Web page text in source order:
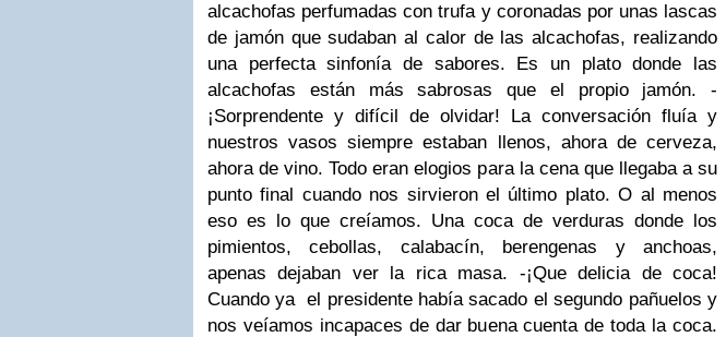
alcachofas perfumadas con trufa y coronadas por unas lascas
de jamón que sudaban al calor de las alcachofas, realizando
una perfecta sinfonía de sabores. Es un plato donde las
alcachofas están más sabrosas que el propio jamón. -
¡Sorprendente y difícil de olvidar! La conversación fluía y
nuestros vasos siempre estaban llenos, ahora de cerveza,
ahora de vino. Todo eran elogios para la cena que llegaba a su
punto final cuando nos sirvieron el último plato. O al menos
eso es lo que creíamos. Una coca de verduras donde los
pimientos, cebollas, calabacín, berengenas y anchoas,
apenas dejaban ver la rica masa. -¡Que delicia de coca!
Cuando ya el presidente había sacado el segundo pañuelos y
nos veíamos incapaces de dar buena cuenta de toda la coca.